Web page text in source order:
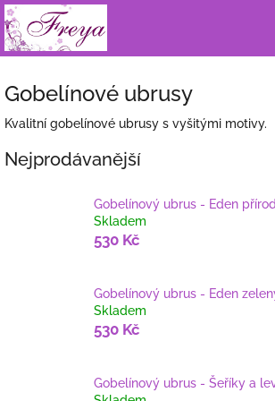
Přejít
na
obsah
Gobelínové ubrusy
Kvalitní gobelínové ubrusy s vyšitými motivy.
Nejprodávanější
Gobelínový ubrus - Eden
Skladem
530 Kč
Gobelínový ubrus - Eden
Skladem
530 Kč
Gobelínový ubrus - Šeříky a